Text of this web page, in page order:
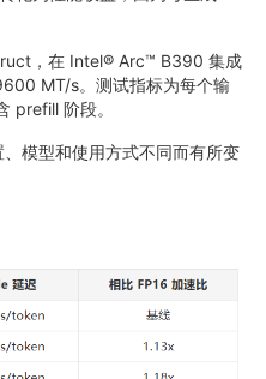
，在 Intel® Arc™ B390 集成
MT/s。测试指标为每个输
prefill 阶段。
模型和使用方式不同而有所变